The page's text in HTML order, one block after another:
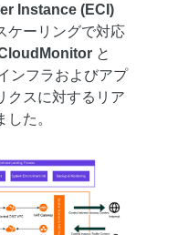
Instance (ECI)
ケーリングで対応
と
ンフラおよびアプ
クスに対するリア
た。